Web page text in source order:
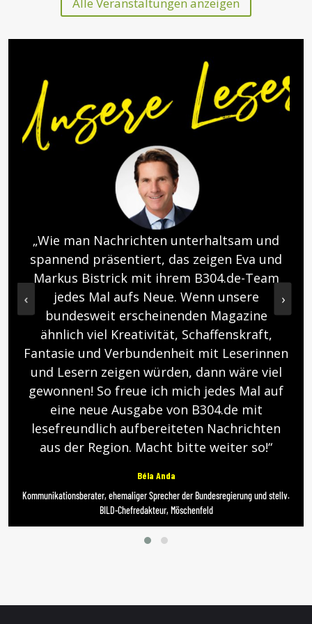
Alle Veranstaltungen anzeigen
„Wie man Nachrichten unterhaltsam und
spannend präsentiert, das zeigen Eva und
Markus Bistrick mit ihrem B304.de-Team
jedes Mal aufs Neue. Wenn unsere
bundesweit erscheinenden Magazine
ähnlich viel Kreativität, Schaffenskraft,
Fantasie und Verbundenheit mit Leserinnen
und Lesern zeigen würden, dann wäre viel
gewonnen! So freue ich mich jedes Mal auf
eine neue Ausgabe von B304.de mit
lesefreundlich aufbereiteten Nachrichten
aus der Region. Macht bitte weiter so!“
Béla Anda
Kommunikationsberater, ehemaliger Sprecher der Bundesregierung und stellv.
BILD-Chefredakteur, Möschenfeld
‹ ›